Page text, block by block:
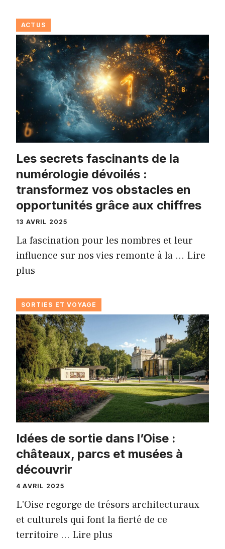
ACTUS
Les secrets fascinants de la
numérologie dévoilés :
transformez vos obstacles en
opportunités grâce aux chiffres
13 AVRIL 2025
La fascination pour les nombres et leur
influence sur nos vies remonte à la … Lire
plus
SORTIES ET VOYAGE
Idées de sortie dans l’Oise :
châteaux, parcs et musées à
découvrir
4 AVRIL 2025
L'Oise regorge de trésors architecturaux
et culturels qui font la fierté de ce
territoire … Lire plus